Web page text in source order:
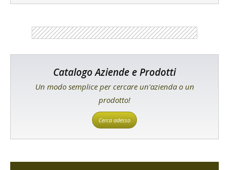
Catalogo Aziende e Prodotti
Un modo semplice per cercare un'azienda o un
prodotto!
Cerca adesso